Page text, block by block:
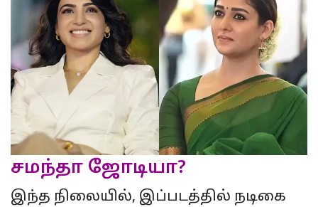
சமந்தா ஜோடியா?
இந்த நிலையில், இப்படத்தில் நடிகை